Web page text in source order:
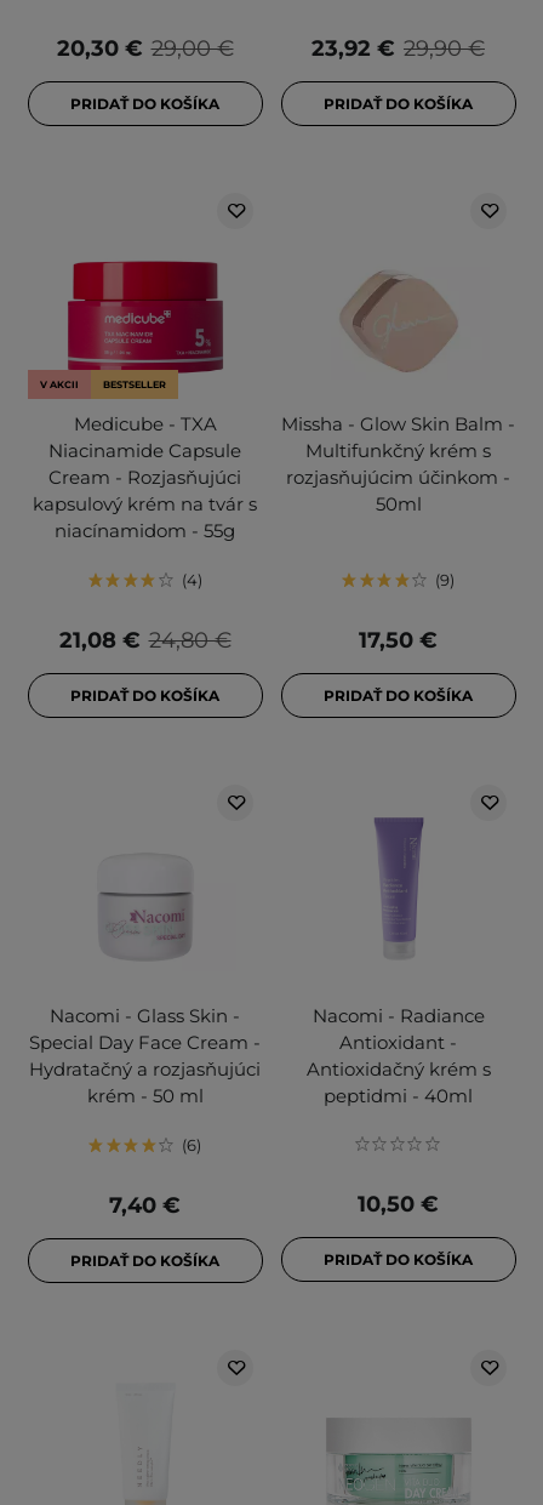
29,00 €
20,30 €
PRIDAŤ DO KOŠÍKA
29,90 €
23,92 €
PRIDAŤ DO KOŠÍKA
V AKCII BESTSELLER
Medicube - TXA
Niacinamide Capsule
Cream - Rozjasňujúci
kapsulový krém na tvár s
niacínamidom - 55g
4
24,80 €
21,08 €
PRIDAŤ DO KOŠÍKA
Missha - Glow Skin Balm -
Multifunkčný krém s
rozjasňujúcim účinkom -
50ml
9
17,50 €
PRIDAŤ DO KOŠÍKA
Nacomi - Glass Skin -
Special Day Face Cream -
Hydratačný a rozjasňujúci
krém - 50 ml
6
7,40 €
PRIDAŤ DO KOŠÍKA
Nacomi - Radiance
Antioxidant -
Antioxidačný krém s
peptidmi - 40ml
10,50 €
PRIDAŤ DO KOŠÍKA